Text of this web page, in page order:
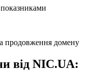
показниками
продовження домену
від NIC.UA: